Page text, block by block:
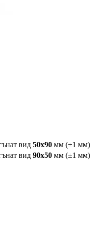
вид 50х90 мм (±1 мм)
вид 90х50 мм (±1 мм)